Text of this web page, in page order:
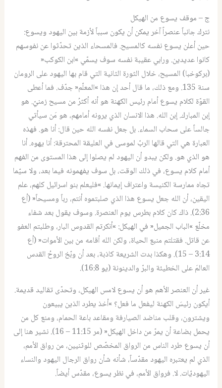
ج – موقف يسوع من الهيكل
نترك جانباً عنصراً آخر يمكن أن يكون سبباً لأزمة بين اليهود ويسوع:
حين أعلن يسوع نفسه كالمسيح. فالمسحاء الذين تحدّثوا عن نفوسهم
كانوا عديدين. ورابي عقيبة نفسه سوف يسمّي »ابن الكوكب«
(بركوخبا) المسيح، خلال الثورة الثانية التي قام بها اليهود على الرومان
سنة 135. ومع ذلك، ما قال أحد إن هذا »المعلّم« جدّف. فما أعطى
القوّة لكلام يسوع أمام رئيس الكهنة هو أنه أكثرُ من مسيح زمنيّ. هو
إبن المبارك. إبن الله. هذا الانسان الذي يرونه أمامهم، هو مَن سيأتي
جالساً على سحاب السماء. بل جعل نفسه الله حين قال: أنا هو. فهذه
العبارة هي التي قالها الربّ لموسى في العليقة المحترقة: أنا يهوه. أنا
هو الذي هو. ولكن يبدو أن اليهود لم يصلوا إلى هذا المستوى من الفهم
أمام كلام يسوع، في ذلك الوقت، بل سوف يفهمونه فيما بعد، ولا سيّما
تجاه ممارسة الكنيسة واعتراف إيمانها. »فليعلم بنو اسرائيل كلهم، علم
اليقين، أن الله جعل يسوع هذا الذي صلبتموه أنتم، رباً ومسيحاً« (أع
2:36). ذاك كان كلام بطرس يوم العنصرة. وسوف يقول بعد شفاء
مخلّع »الباب الجميل« في الهيكل: »أنكرتم القدوس البار، وطلبتم العفو
عن قاتل. فقتلتم منبع الحياة، ولكن الله أقامه من بين الأموات« (أع
3:14 – 15). وهكذا بدت الشريعة كاذبة، بعد أن وبّخ الروحُ القدس
العالمَ على الخطيئة والبرّ والدينونة (يو 16:8).
غير أن العنصر الأهم هو أن يسوع لامس الهيكل، وتحدّى تقاليد قديمة.
أيكون رئيسَ الكهنة ليفعل ما فعل؟ »أخذ يطرد الذين يبيعون
ويشترون، وقلب مناضد الصيارفة ومقاعد باعة الحمام، ومنع كل من
يحمل بضاعة أن يمرّ من داخل الهيكل« (مر 11:15 – 16). نشير هنا إلى
أن يسوع طرد الناس من الرواق المخصّص للوثنيين، من رواق الأمم،
الذي لم يعتبره اليهود مقدّساً، شأنه شأن رواق الرجال اليهود والنساء
اليهوديّات. لا. فرواق الأمم، في نظر يسوع، مقدّس أيضاً.